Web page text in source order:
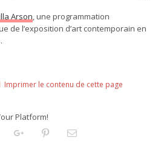
Arson, une programmation
de l’exposition d’art contemporain en
Imprimer le contenu de cette page
Platform!
TumblrGoogleplusPinterestEmail